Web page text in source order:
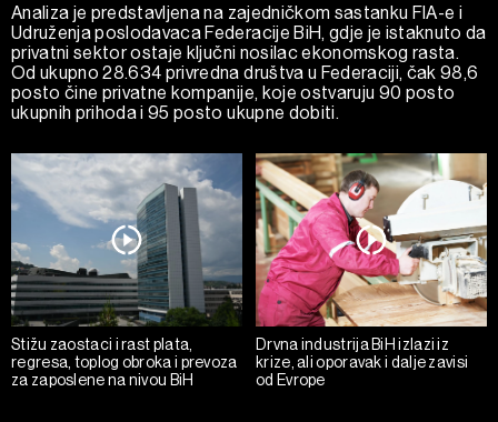
Analiza je predstavljena na zajedničkom sastanku FIA-e i
Udruženja poslodavaca Federacije BiH, gdje je istaknuto da
privatni sektor ostaje ključni nosilac ekonomskog rasta.
Od ukupno 28.634 privredna društva u Federaciji, čak 98,6
posto čine privatne kompanije, koje ostvaruju 90 posto
ukupnih prihoda i 95 posto ukupne dobiti.
Stižu zaostaci i rast plata,
regresa, toplog obroka i prevoza
za zaposlene na nivou BiH
Drvna industrija BiH izlazi iz
krize, ali oporavak i dalje zavisi
od Evrope